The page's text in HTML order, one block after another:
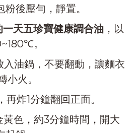
後壓勻，靜置。
一天五珍寶健康調合油 ，以
。
油鍋，不要翻動，讓麵衣
小火。
再炸1分鐘翻回正面。
色，約3分鐘時間，開大